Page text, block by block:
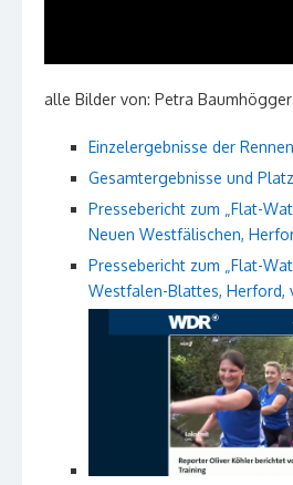
alle Bilder von: Petra Baumhögger
Einzelergebnisse der Rennen
Gesamtergebnisse und
Pressebericht zum „Flat-
Neuen Westfälischen,
Pressebericht zum „Flat-
Westfalen-Blattes, Herford,